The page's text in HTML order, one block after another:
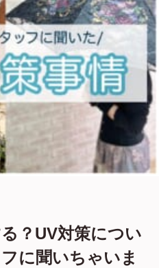
？UV対策につい
に聞いちゃいま